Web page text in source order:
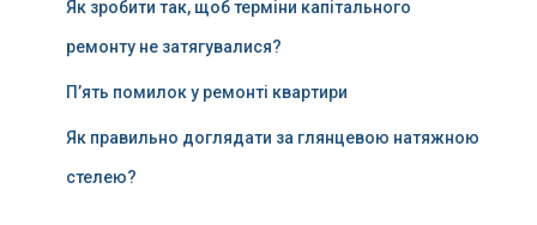
Як зробити так, щоб терміни капітального
ремонту не затягувалися?
П’ять помилок у ремонті квартири
Як правильно доглядати за глянцевою натяжною
стелею?